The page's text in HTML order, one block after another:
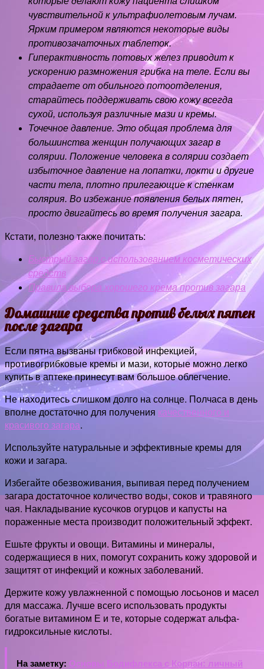
чувствительной к ультрафиолетовым лучам.
Ярким примером являются некоторые виды
противозачаточных таблеток.
Гиперактивность потовых желез приводит к
ускорению размножения грибка на теле. Если вы
страдаете от обильного потоотделения,
старайтесь поддерживать свою кожу всегда
сухой, используя различные мази и кремы.
Точечное давление. Это общая проблема для
большинства женщин получающих загар в
солярии. Положение человека в солярии создает
избыточное давление на лопатки, локти и другие
части тела, плотно прилегающие к стенкам
солярия. Во избежание появления белых пятен,
просто двигайтесь во время получения загара.
Кстати, полезно также почитать:
Быстрый загар с использованием косметических
средств
Правила выбора хорошего крема против загара
Домашние средства против белых пятен
после загара
Если пятна вызваны грибковой инфекцией,
противогрибковые кремы и мази, которые можно легко
купить в аптеке принесут вам большое облегчение.
Не находитесь слишком долго на солнце. Полчаса в день
вполне достаточно для получения качественного и
красивого загара.
Используйте натуральные и эффективные кремы для
кожи и загара.
Избегайте обезвоживания, выпивая перед получением
загара достаточное количество воды, соков и травяного
чая. Накладывание кусочков огурцов и капусты на
пораженные места производит положительный эффект.
Ешьте фрукты и овощи. Витамины и минералы,
содержащиеся в них, помогут сохранить кожу здоровой и
защитят от инфекций и кожных заболеваний.
Держите кожу увлажненной с помощью лосьонов и масел
для массажа. Лучше всего использовать продукты
богатые витамином Е и те, которые содержат альфа-
гидроксильные кислоты.
На заметку: Основы Бодифлекса с Корпан: личный